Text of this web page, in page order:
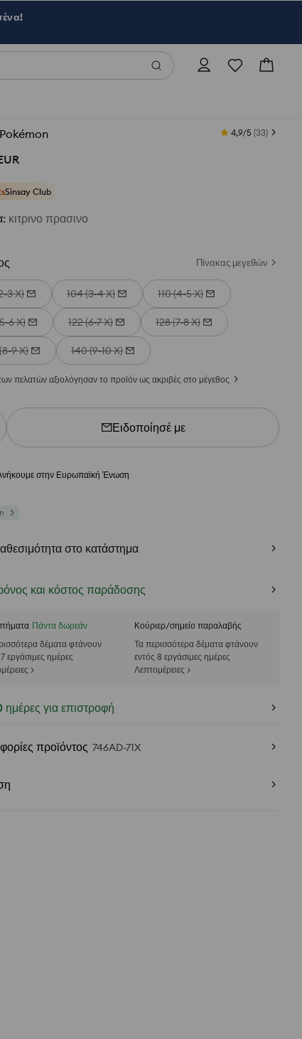
4,9/5 (33)
Sinsay Club
: κιτρινο πρασινο
Πίνακας μεγεθών
3 Χ) 104 (3-4 Χ) 110 (4-5 Χ)
6 Χ) 122 (6-7 Χ) 128 (7-8 Χ)
9 Χ) 140 (9-10 Χ)
πελατών αξιολόγησαν το προϊόν ως ακριβές στο μέγεθος
Ειδοποίησέ με
στην Ευρωπαϊκή Ένωση
στο κατάστημα
και κόστος παράδοσης
Πάντα δωρεάν
δέματα φτάνουν
εργάσιμες ημέρες
>
Κούριερ/σημείο παραλαβής
Τα περισσότερα δέματα φτάνουν
εντός 8 εργάσιμες ημέρες
Λεπτομέρειες >
ημέρες για επιστροφή
προϊόντος 746AD-71X